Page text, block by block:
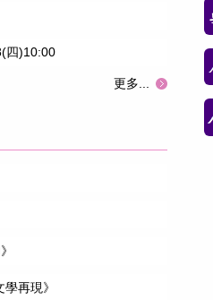
四)10:00
更多...
再現》